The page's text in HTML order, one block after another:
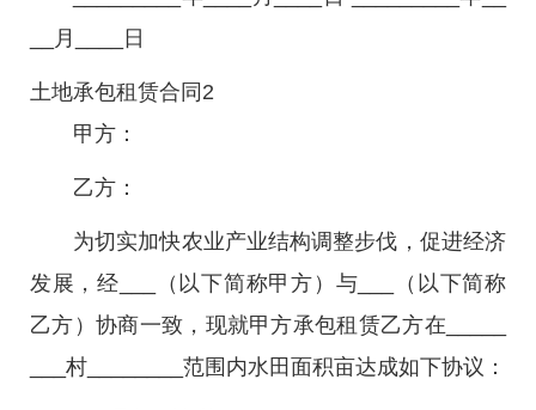
__月____日
土地承包租赁合同2
甲方：
乙方：
为切实加快农业产业结构调整步伐，促进经济
发展，经___（以下简称甲方）与___（以下简称
乙方）协商一致，现就甲方承包租赁乙方在_____
___村________范围内水田面积亩达成如下协议：